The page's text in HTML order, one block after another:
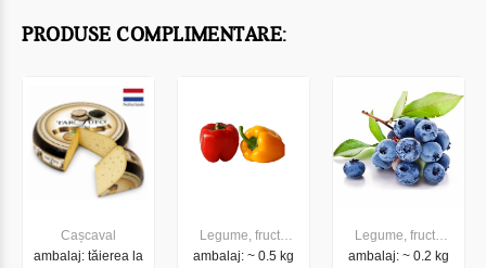
PRODUSE COMPLIMENTARE:
Cașcaval
ambalaj: tăierea la
Legume, fructe
proaspete
ambalaj: ~ 0.5 kg
Legume, fructe
proaspete
ambalaj: ~ 0.2 kg